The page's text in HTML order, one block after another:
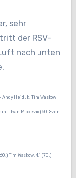
sehr
der RSV-
nach unten
Andy Heiduk, Tim Waskow
– Ivan Miocevic (60. Sven
Tim Waskow, 4:1 (70.)